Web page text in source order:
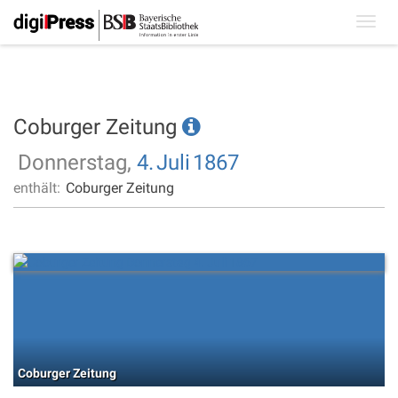
Coburger Zeitung
Donnerstag, 4.Juli 1867
enthält: Coburger Zeitung
Coburger Zeitung